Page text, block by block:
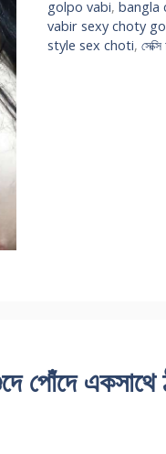
golpo vabi, bangla
vabir sexy choty
style sex choti,
একসাথে